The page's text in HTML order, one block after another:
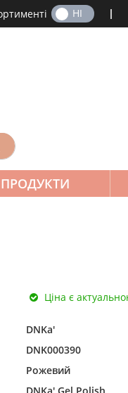
ТАК НІ
Ціна є
DNKa'
DNK000390
Рожевий